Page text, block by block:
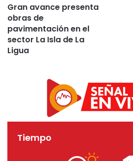
Gran avance presenta
obras de
pavimentación en el
sector La Isla de La
Ligua
Tiempo